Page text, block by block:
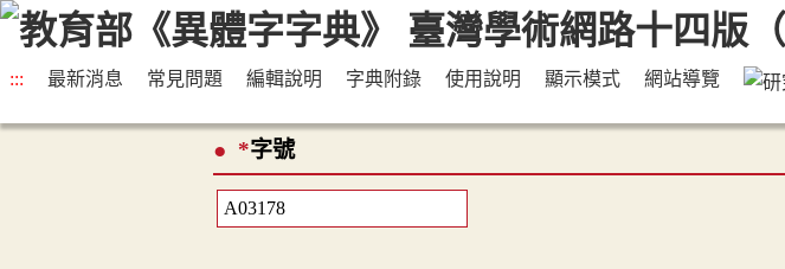
::: 最新消息 常見問題 編輯說明 字典附錄 使用說明 顯示模式 網站導覽
*字號